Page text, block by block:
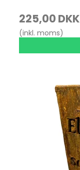
225,00 DKK
(inkl. moms)